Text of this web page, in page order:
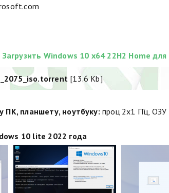
Загрузить Windows 10 x64 22H2 Home
[13.6 Kb]
ПК, планшету, ноутбуку: проц 2х1 ГГц,
10 lite 2022 года